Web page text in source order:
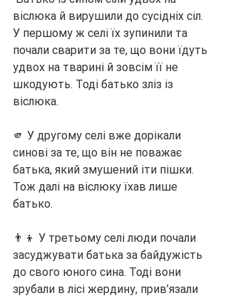
віслюка й вирушили до сусідніх сіл.
У першому ж селі їх зупинили та
почали сварити за те, що вони їдуть
удвох на тварині й зовсім її не
шкодують. Тоді батько зліз із
віслюка.
🫵 У другому селі вже дорікали
синові за те, що він не поважає
батька, який змушений іти пішки.
Тож далі на віслюку їхав лише
батько.
👨‍👦 У третьому селі люди почали
засуджувати батька за байдужість
до свого юного сина. Тоді вони
зрубали в лісі жердину, прив’язали